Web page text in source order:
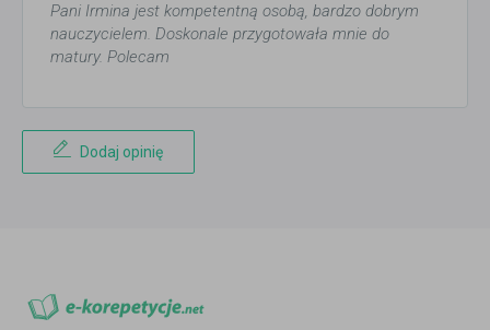
Pani Irmina jest kompetentną osobą, bardzo dobrym
nauczycielem. Doskonale przygotowała mnie do
matury. Polecam
Dodaj opinię